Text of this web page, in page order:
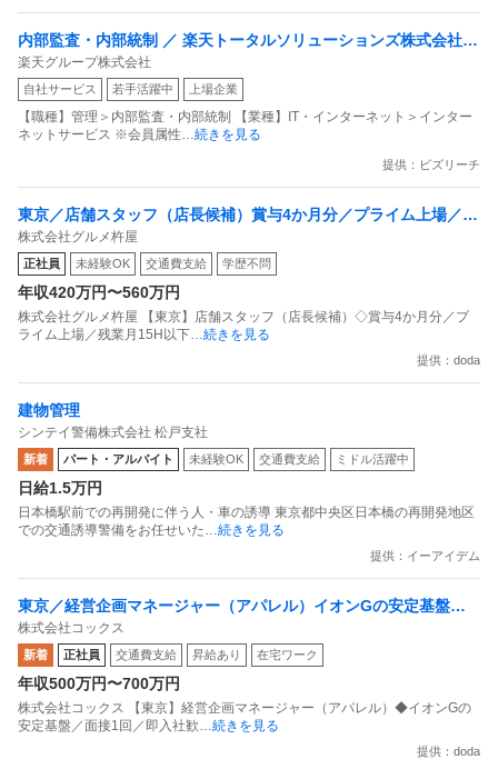
内部監査・内部統制 ／ 楽天トータルソリューションズ株式会社
戦略事業コンプライアンス支援部 業務統制支援課：ショップコン
プライアンス推進担当（SBCSD）
楽天グループ株式会社
自社サービス 若手活躍中 上場企業
【職種】管理＞内部監査・内部統制 【業種】IT・インターネット＞インター
ネットサービス ※会員属性 …続きを見る
提供：ビズリーチ
東京／店舗スタッフ（店長候補）賞与4か月分／プライム上場／残
業月15H以下／新店オープン多数
株式会社グルメ杵屋
正社員 未経験OK 交通費支給 学歴不問
年収420万円〜560万円
株式会社グルメ杵屋 【東京】店舗スタッフ（店長候補）◇賞与4か月分／プ
ライム上場／残業月15H以下 …続きを見る
提供：doda
建物管理
シンテイ警備株式会社 松戸支社
新着 パート・アルバイト 未経験OK 交通費支給 ミドル活躍中
日給1.5万円
日本橋駅前での再開発に伴う人・車の誘導 東京都中央区日本橋の再開発地区
での交通誘導警備をお任せいた …続きを見る
提供：イーアイデム
東京／経営企画マネージャー（アパレル）イオンGの安定基盤／
面接1回／即入社歓迎
株式会社コックス
新着 正社員 交通費支給 昇給あり 在宅ワーク
年収500万円〜700万円
株式会社コックス 【東京】経営企画マネージャー（アパレル）◆イオンGの
安定基盤／面接1回／即入社歓 …続きを見る
提供：doda